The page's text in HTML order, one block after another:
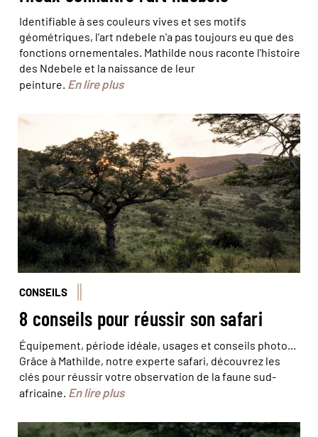
Identifiable à ses couleurs vives et ses motifs
géométriques, l'art ndebele n'a pas toujours eu que des
fonctions ornementales. Mathilde nous raconte l'histoire
des Ndebele et la naissance de leur
peinture. En lire plus
Le crépuscule est l’un des meilleurs moments de la
journée pour observer la faune © Simon
LAMBERT/HAYTHAM-REA/Comptoir des Voyages
CONSEILS
8 conseils pour réussir son safari
Équipement, période idéale, usages et conseils photo...
Grâce à Mathilde, notre experte safari, découvrez les
clés pour réussir votre observation de la faune sud-
africaine. En lire plus